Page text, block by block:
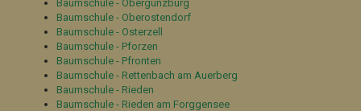
Baumschule - Obergünzburg
Baumschule - Oberostendorf
Baumschule - Osterzell
Baumschule - Pforzen
Baumschule - Pfronten
Baumschule - Rettenbach am Auerberg
Baumschule - Rieden
Baumschule - Rieden am Forggensee